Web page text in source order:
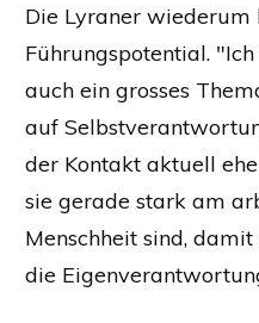
Die Lyraner wiederum
Führungspotential.
auch ein grosses
auf
der Kontakt aktuell
sie gerade stark am
Menschheit sind,
die